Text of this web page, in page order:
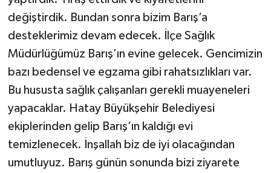
değiştirdik. Bundan sonra bizim Barış’a
desteklerimiz devam edecek. İlçe Sağlık
Müdürlüğümüz Barış’ın evine gelecek. Gencimizin
bazı bedensel ve egzama gibi rahatsızlıkları var.
Bu hususta sağlık çalışanları gerekli muayeneleri
yapacaklar. Hatay Büyükşehir Belediyesi
ekiplerinden gelip Barış’ın kaldığı evi
temizlenecek. İnşallah biz de iyi olacağından
umutluyuz. Barış günün sonunda bizi ziyarete